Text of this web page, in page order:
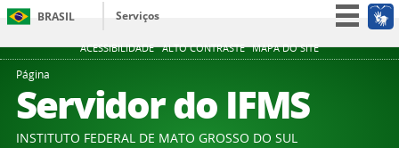
ACESSIBILIDADE ALTO CONTRASTE MAPA DO SITE
BRASIL
Serviços
Participe
Legislação
Canais
Página
Servidor do IFMS
INSTITUTO FEDERAL DE MATO GROSSO DO SUL